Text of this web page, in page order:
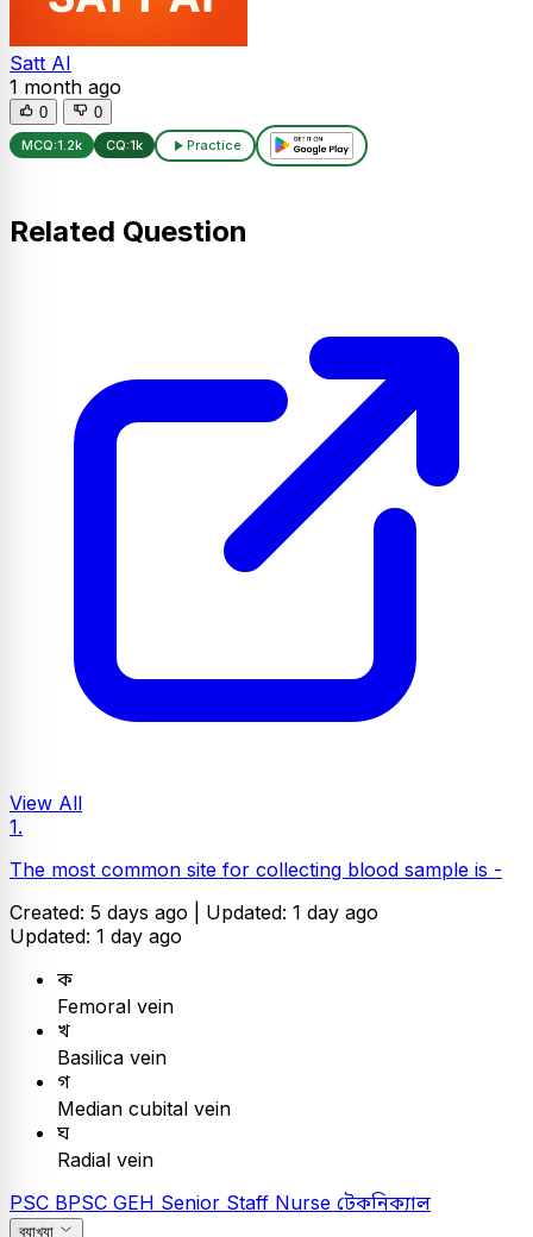
Satt AI
1 month ago
0 0
MCQ:1.2k CQ:1k Practice
Related Question
View All
1.
The most common site for collecting blood sample is -
Created: 5 days ago | Updated: 1 day ago
Updated: 1 day ago
ক
Femoral vein
খ
Basilica vein
গ
Median cubital vein
ঘ
Radial vein
PSC BPSC GEH Senior Staff Nurse টেকনিক্যাল
ব্যাখ্যা